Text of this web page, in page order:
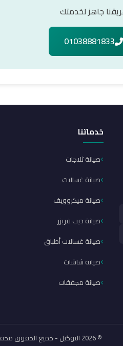
جاهز لخدمتك
01038881833
خدماتنا
صيانة ثلاجات
صيانة غسالات
صيانة ميكروويف
صيانة ديب فريزر
صيانة غسالات أطباق
صيانة شاشات
صيانة مجففات
© 2026 التوكيل - جميع الحقوق محفوظة | صيانة أجهزة منزلية في مصر